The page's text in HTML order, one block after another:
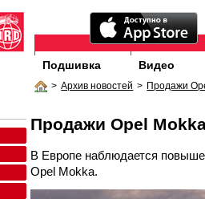
Подшивка Видео
> Архив новостей > Продажи
Продажи Opel
В Европе наблюдается
Opel Mokka.